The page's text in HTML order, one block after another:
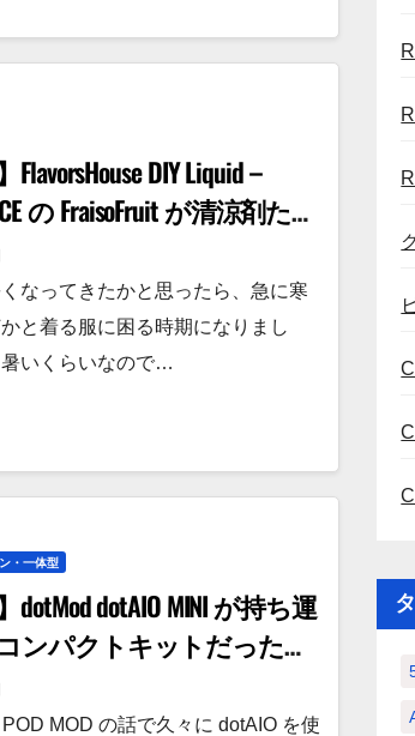
DIY Liquid –
の FraisoFruit が清涼剤たっ
グミみたいな味だった
なってきたかと思ったら、急に寒
と着る服に困る時期になりまし
いくらいなので…
・一体型
dotMod dotAIO MINI が持ち運
ンパクトキットだった
MOD の話で久々に dotAIO を使